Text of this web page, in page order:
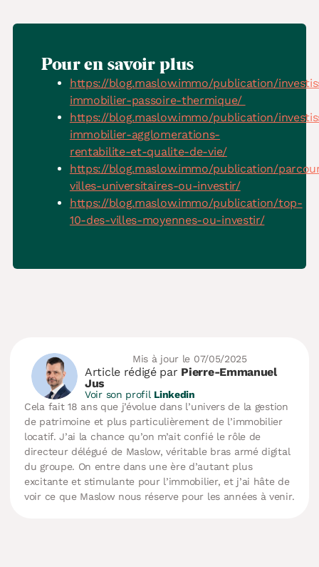
Pour en savoir plus
https://blog.maslow.immo/publication/
immobilier-passoire-thermique/
https://blog.maslow.immo/publication/
immobilier-agglomerations-
rentabilite-et-qualite-de-vie/
https://blog.maslow.immo/publication/
villes-universitaires-ou-investir/
https://blog.maslow.immo/publication/top-
10-des-villes-moyennes-ou-investir/
Mis à jour le 07/05/2025
Article rédigé par Pierre-Emmanuel
Jus
Voir son profil Linkedin
Cela fait 18 ans que j’évolue dans l’univers de la gestion
de patrimoine et plus particulièrement de l’immobilier
locatif. J’ai la chance qu’on m’ait confié le rôle de
directeur délégué de Maslow, véritable bras armé digital
du groupe. On entre dans une ère d’autant plus
excitante et stimulante pour l’immobilier, et j’ai hâte de
voir ce que Maslow nous réserve pour les années à venir.